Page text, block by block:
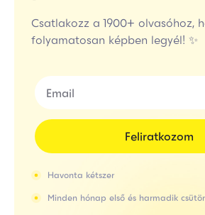
Csatlakozz a 1900+ olvasóhoz,
folyamatosan képben legyél! ✨
Feliratkozom
Havonta kétszer
Minden hónap első és harmadik